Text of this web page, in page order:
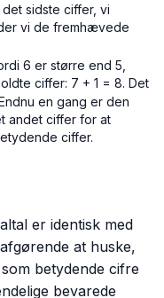
sidste ciffer, vi
vi de fremhævede
6 er større end 5,
ciffer: 7 + 1 = 8. Det
en gang er den
andet ciffer for at
ciffer.
er identisk med
at huske,
betydende cifre
bevarede